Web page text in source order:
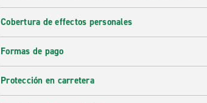
Cobertura de effectos personales
Formas de pago
Protección en carretera